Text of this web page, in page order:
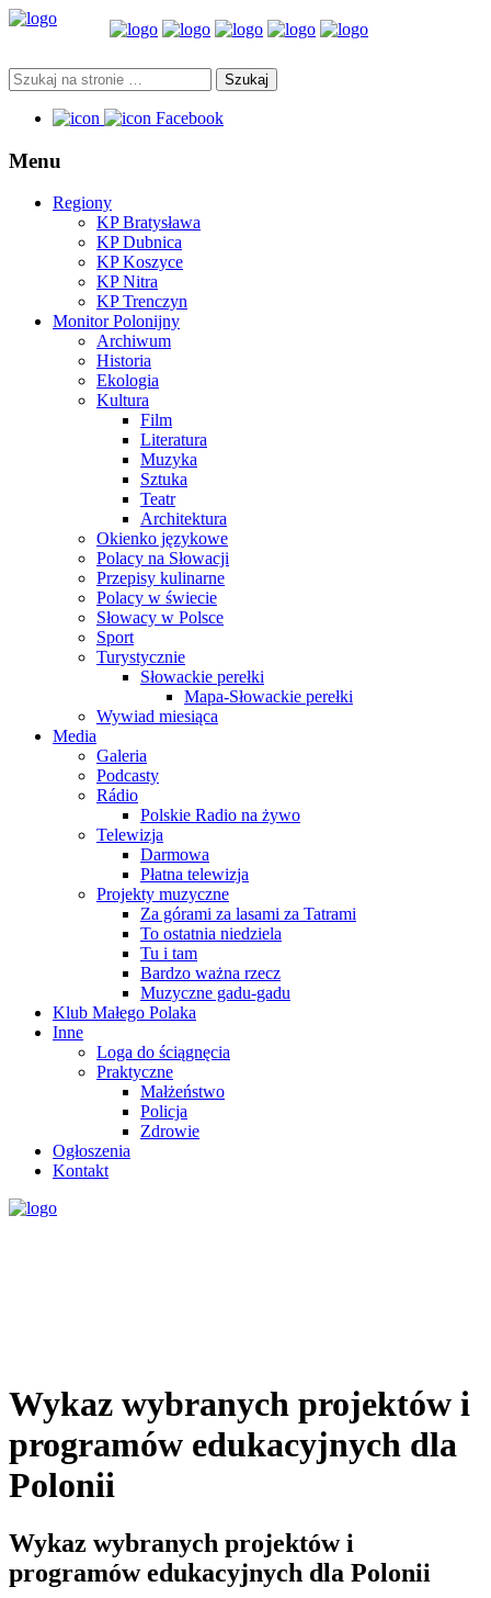
Facebook
Menu
Regiony
KP Bratysława
KP Dubnica
KP Koszyce
KP Nitra
KP Trenczyn
Monitor Polonijny
Archiwum
Historia
Ekologia
Kultura
Film
Literatura
Muzyka
Sztuka
Teatr
Architektura
Okienko językowe
Polacy na Słowacji
Przepisy kulinarne
Polacy w świecie
Słowacy w Polsce
Sport
Turystycznie
Słowackie perełki
Mapa-Słowackie perełki
Wywiad miesiąca
Media
Galeria
Podcasty
Rádio
Polskie Radio na żywo
Telewizja
Darmowa
Płatna telewizja
Projekty muzyczne
Za górami za lasami za Tatrami
To ostatnia niedziela
Tu i tam
Bardzo ważna rzecz
Muzyczne gadu-gadu
Klub Małego Polaka
Inne
Loga do ściągnęcia
Praktyczne
Małżeństwo
Policja
Zdrowie
Ogłoszenia
Kontakt
Wykaz wybranych projektów i
programów edukacyjnych dla
Polonii
Wykaz wybranych projektów i
programów edukacyjnych dla Polonii